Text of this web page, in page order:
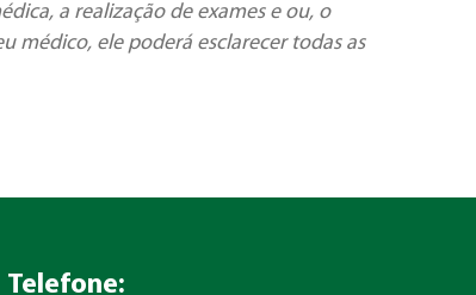
a realização de exames e ou, o
médico, ele poderá esclarecer todas as
Telefone: